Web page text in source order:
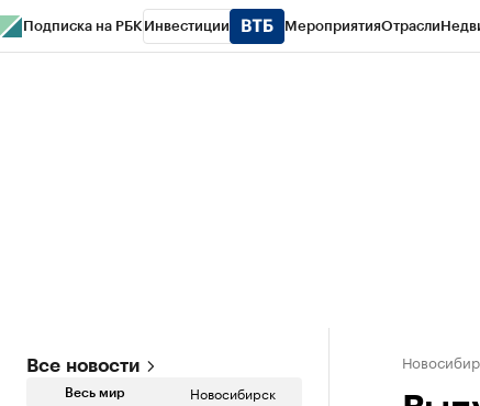
Подписка на РБК Инвестиции МероприятияОтрасли
Все новости
Весь мир Новосибирск